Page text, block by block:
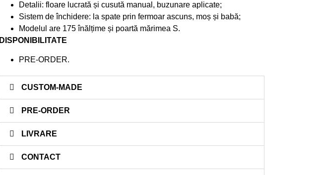
Detalii: floare lucrată și cusută manual, buzunare aplicate;
Sistem de închidere: la spate prin fermoar ascuns, moș și babă;
Modelul are 175 înălțime și poartă mărimea S.
DISPONIBILITATE
PRE-ORDER.
CUSTOM-MADE
PRE-ORDER
LIVRARE
CONTACT